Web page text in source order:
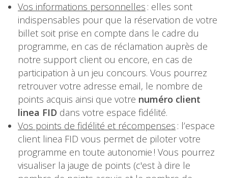
Vos informations personnelles : elles sont
indispensables pour que la réservation de votre
billet soit prise en compte dans le cadre du
programme, en cas de réclamation auprès de
notre support client ou encore, en cas de
participation à un jeu concours. Vous pourrez
retrouver votre adresse email, le nombre de
points acquis ainsi que votre numéro client
linea FID dans votre espace fidélité.
Vos points de fidélité et récompenses : l’espace
client linea FID vous permet de piloter votre
programme en toute autonomie ! Vous pourrez
visualiser la jauge de points (c'est à dire le